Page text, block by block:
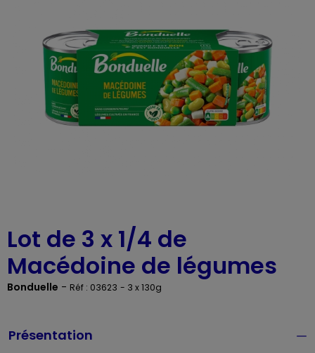
Lot de 3 x 1/4 de
Macédoine de légumes
Bonduelle - Réf : 03623 - 3 x 130g
Présentation